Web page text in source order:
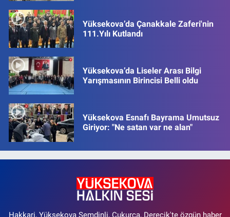
Yüksekova’da Çanakkale Zaferi'nin
111.Yılı Kutlandı
Yüksekova’da Liseler Arası Bilgi
Yarışmasının Birincisi Belli oldu
Yüksekova Esnafı Bayrama Umutsuz
Giriyor: "Ne satan var ne alan"
Hakkari, Yüksekova Şemdinli, Çukurca, Derecik'te özgün haber